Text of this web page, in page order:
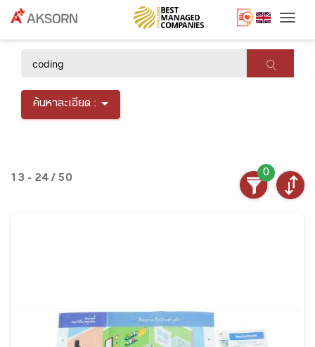
ค้นหาละเอียด :
13 - 24 / 50
0